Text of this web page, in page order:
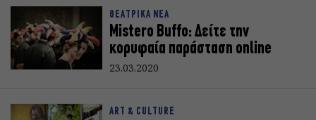
ΘΕΑΤΡΙΚΑ ΝΕΑ
Mistero Buffo: Δείτε την
κορυφαία παράσταση online
23.03.2020
ART & CULTURE